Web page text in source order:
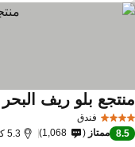
فندق
بلو ريف البحر
8.5 ممتاز 1,068 5.3 كم إلى وسط المدينة